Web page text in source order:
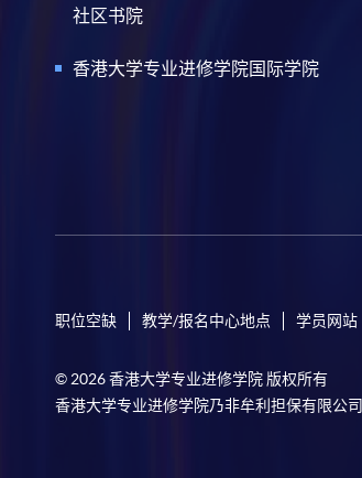
社区书院
香港大学专业进修学院国际学院
职位空缺 教学/报名中心地点 学员网站
© 2026 香港大学专业进修学院 版权所有
香港大学专业进修学院乃非牟利担保有限公司